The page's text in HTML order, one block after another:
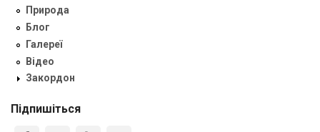
Природа
Блог
Галереї
Відео
Закордон
Підпишіться